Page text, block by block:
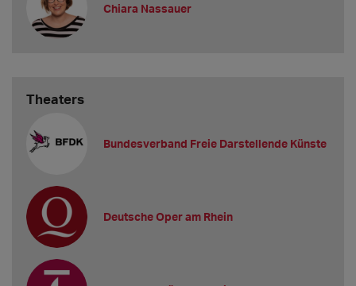
Chiara Nassauer
Theaters
Bundesverband Freie Darstellende Künste
Deutsche Oper am Rhein